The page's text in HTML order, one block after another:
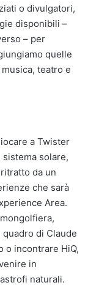
o divulgatori,
disponibili –
– per
quelle
teatro e
a Twister
solare,
da un
che sarà
Area.
di Claude
o incontrare HiQ,
in
naturali.